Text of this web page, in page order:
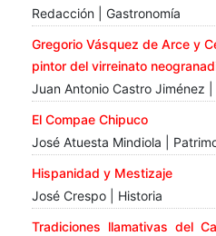
Redacción | Gastronomía
Gregorio Vásquez de Arce y
pintor del virreinato
Juan Antonio Castro Jiménez
El Compae Chipuco
José Atuesta Mindiola |
Hispanidad y Mestizaje
José Crespo | Historia
Tradiciones llamativas del